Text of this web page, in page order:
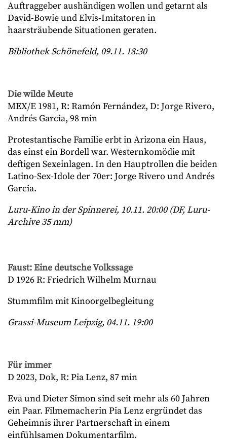
Auftraggeber aushändigen wollen und getarnt als
David-Bowie und Elvis-Imitatoren in
haarsträubende Situationen geraten.
Bibliothek Schönefeld, 09.11. 18:30
Die wilde Meute
MEX/E 1981, R: Ramón Fernández, D: Jorge Rivero,
Andrés Garcia, 98 min
Protestantische Familie erbt in Arizona ein Haus,
das einst ein Bordell war. Westernkomödie mit
deftigen Sexeinlagen. In den Hauptrollen die beiden
Latino-Sex-Idole der 70er: Jorge Rivero und Andrés
Garcia.
Luru-Kino in der Spinnerei, 10.11. 20:00 (DF, Luru-
Archive 35 mm)
Faust: Eine deutsche Volkssage
D 1926 R: Friedrich Wilhelm Murnau
Stummfilm mit Kinoorgelbegleitung
Grassi-Museum Leipzig, 04.11. 19:00
Für immer
D 2023, Dok, R: Pia Lenz, 87 min
Eva und Dieter Simon sind seit mehr als 60 Jahren
ein Paar. Filmemacherin Pia Lenz ergründet das
Geheimnis ihrer Partnerschaft in einem
einfühlsamen Dokumentarfilm.